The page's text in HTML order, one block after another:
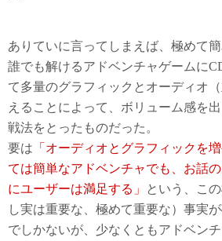
ありていに言ってしまえば、極めて
誰でも解けるアドベンチャゲームに
て多量のグラフィックとオーディオ
えることによって、ボリューム感を
戦法をとったものだった。
要は 「オーディオとグラフィックを
ては簡単なアドベンチャでも、お話
にユーザーは満足する」
という、こ
し実は重要な、極めて重要な）事実
でしかないが、少なくともアドベン